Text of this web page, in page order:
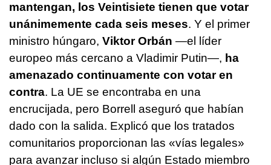
mantengan, los Veintisiete tienen que votar
unánimemente cada seis meses. Y el primer
ministro húngaro, Viktor Orbán —el líder
europeo más cercano a Vladimir Putin—, ha
amenazado continuamente con votar en
contra. La UE se encontraba en una
encrucijada, pero Borrell aseguró que habían
dado con la salida. Explicó que los tratados
comunitarios proporcionan las «vías legales»
para avanzar incluso si algún Estado miembro